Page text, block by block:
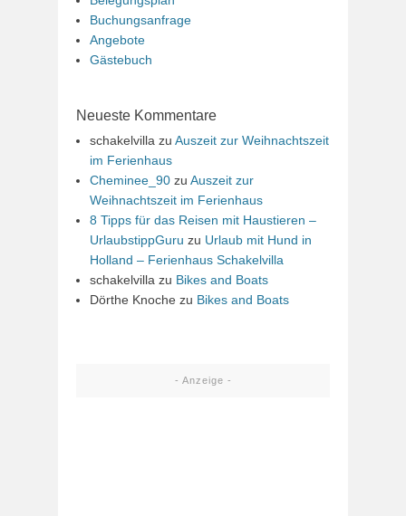
Buchungsanfrage
Angebote
Gästebuch
Neueste Kommentare
schakelvilla zu Auszeit zur Weihnachtszeit
im Ferienhaus
Cheminee_90 zu Auszeit zur
Weihnachtszeit im Ferienhaus
8 Tipps für das Reisen mit Haustieren –
UrlaubstippGuru zu Urlaub mit Hund in
Holland – Ferienhaus Schakelvilla
schakelvilla zu Bikes and Boats
Dörthe Knoche zu Bikes and Boats
- Anzeige -